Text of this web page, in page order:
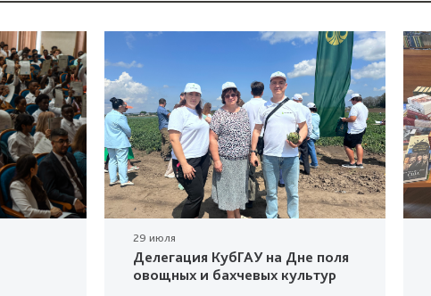
29 июля
Делегация КубГАУ на Дне поля
овощных и бахчевых культур